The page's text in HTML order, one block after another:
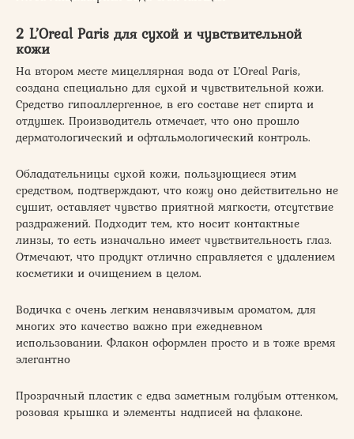
2 L’Oreal Paris для сухой и чувствительной
кожи
На втором месте мицеллярная вода от L’Oreal Paris,
создана специально для сухой и чувствительной кожи.
Средство гипоаллергенное, в его составе нет спирта и
отдушек. Производитель отмечает, что оно прошло
дерматологический и офтальмологический контроль.
Обладательницы сухой кожи, пользующиеся этим
средством, подтверждают, что кожу оно действительно не
сушит, оставляет чувство приятной мягкости, отсутствие
раздражений. Подходит тем, кто носит контактные
линзы, то есть изначально имеет чувствительность глаз.
Отмечают, что продукт отлично справляется с удалением
косметики и очищением в целом.
Водичка с очень легким ненавязчивым ароматом, для
многих это качество важно при ежедневном
использовании. Флакон оформлен просто и в тоже время
элегантно
Прозрачный пластик с едва заметным голубым оттенком,
розовая крышка и элементы надписей на флаконе.